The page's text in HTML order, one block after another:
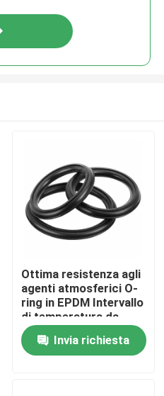
Ottima resistenza agli
agenti atmosferici O-
ring in EPDM Intervallo
di temperatura da
meno 50 a 250 gradi
Celsius con resistenza
all'abrasione superiore
Invia richiesta